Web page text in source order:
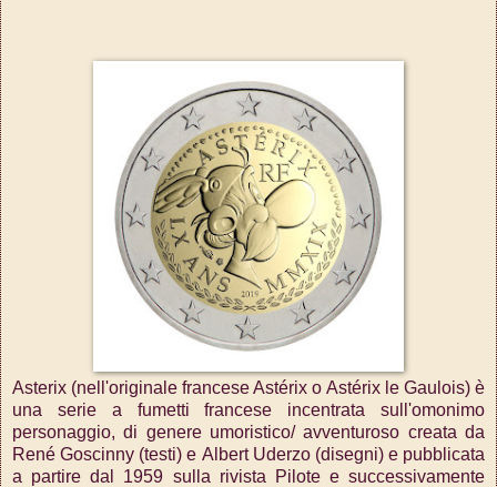
Asterix (nell'originale francese Astérix o Astérix le Gaulois) è
una serie a fumetti francese incentrata sull'omonimo
personaggio, di genere umoristico/ avventuroso creata da
René Goscinny (testi) e Albert Uderzo (disegni) e pubblicata
a partire dal 1959 sulla rivista Pilote e successivamente